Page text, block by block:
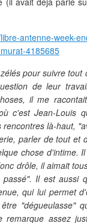
antenne-week-
4185685
pour suivre tout
de leur
il me
c'est Jean-Louis
là-haut,
parler de tout et
chose d'intime.
drôle, il aimait
Il est aussi
qui lui permet
"dégueulasse"
assez